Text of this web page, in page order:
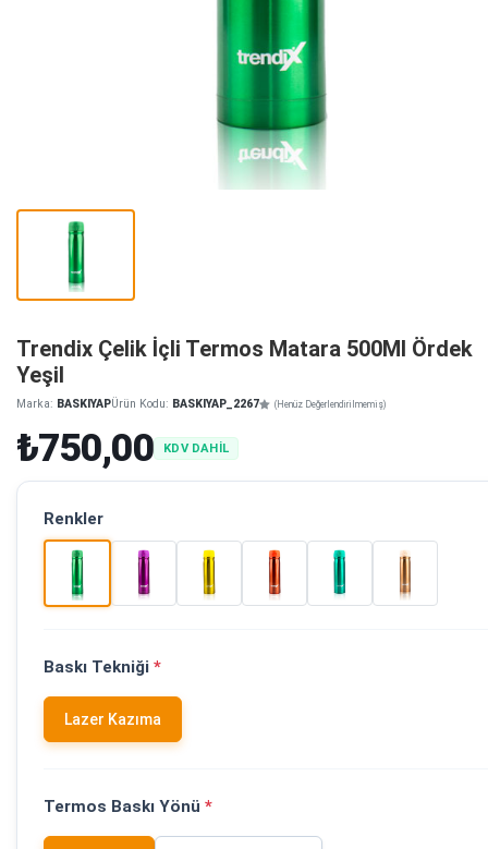
Trendix Çelik İçli Termos Matara 500Ml Ördek
Yeşil
Marka: BASKIYAPÜrün Kodu: BASKIYAP_2267 (Henüz Değerlendirilmemiş)
₺750,00 KDV DAHİL
Renkler
Baskı Tekniği *
Lazer Kazıma
Termos Baskı Yönü *